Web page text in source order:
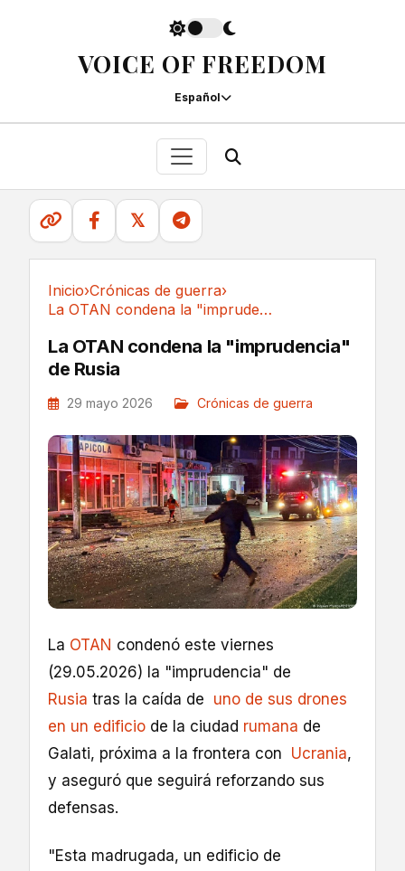
VOICE OF FREEDOM
Español
𝕏
Inicio›Crónicas de guerra›
La OTAN condena la "imprudencia" de Rusia
La OTAN condena la "imprudencia"
de Rusia
29 mayo 2026 Crónicas de guerra
La OTAN condenó este viernes
(29.05.2026) la "imprudencia" de
Rusia tras la caída de uno de sus drones
en un edificio de la ciudad rumana de
Galati, próxima a la frontera con Ucrania,
y aseguró que seguirá reforzando sus
defensas.
"Esta madrugada, un edificio de